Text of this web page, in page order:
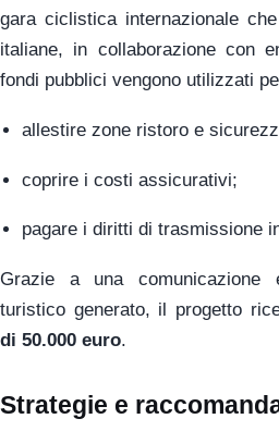
gara ciclistica internazionale
italiane, in collaborazione con
fondi pubblici vengono utilizzati
allestire zone ristoro e
coprire i costi assicurativi;
pagare i diritti di trasmissione
Grazie a una comunicazione
turistico generato, il progetto
di 50.000 euro.
Strategie e